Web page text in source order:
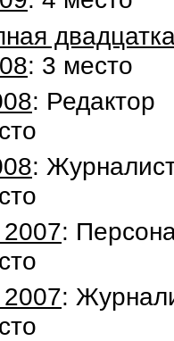
: 3 место
: Редактор
:
:
: